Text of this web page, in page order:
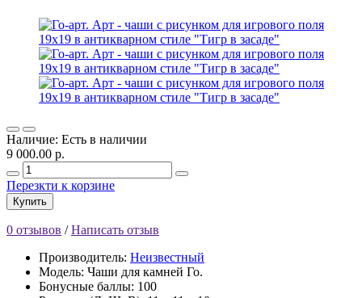
Наличие: Есть в наличии
9 000.00 р.
Перезкти к корзине
Купить
0 отзывов /Написать отзыв
Производитель: Неизвестный
Модель: Чаши для камней Го.
Бонусные баллы: 100